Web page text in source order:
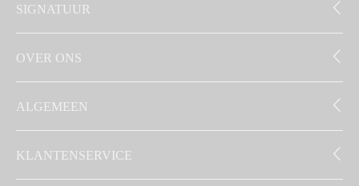
SIGNATUUR
OVER ONS
ALGEMEEN
KLANTENSERVICE